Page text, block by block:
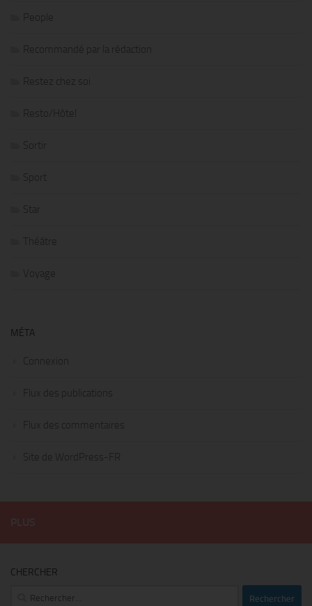
People
Recommandé par la rédaction
Restez chez soi
Resto/Hôtel
Sortir
Sport
Star
Théâtre
Voyage
MÉTA
Connexion
Flux des publications
Flux des commentaires
Site de WordPress-FR
CHERCHER
Rechercher :